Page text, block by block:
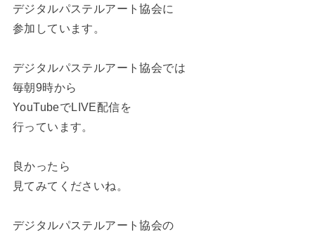
デジタルパステルアート協会に
参加しています。
デジタルパステルアート協会では
毎朝9時から
YouTubeでLIVE配信を
行っています。
良かったら
見てみてくださいね。
デジタルパステルアート協会の